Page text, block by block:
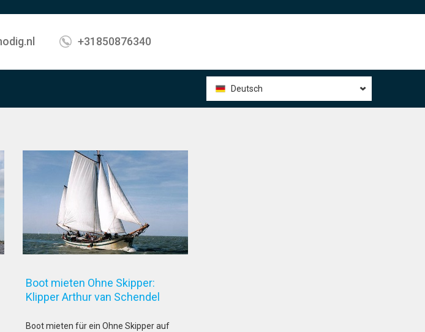
+31850876340
Deutsch
Boot mieten Ohne Skipper:
Klipper Arthur van Schendel
Boot mieten für ein Ohne Skipper auf